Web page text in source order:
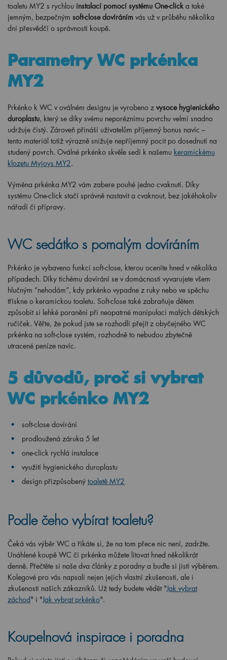
toaletu MY2 s rychlou instalací pomocí systému One-click a také
jemným, bezpečným soft-close dovíráním vás už v průběhu několika
dní přesvědčí o správnosti koupě.
Parametry WC prkénka
MY2
Prkénko k WC v oválném designu je vyrobeno z vysoce hygienického
duroplastu, který se díky svému neporéznímu povrchu velmi snadno
udržuje čistý. Zároveň přináší uživatelům příjemný bonus navíc –
tento materiál totiž výrazně snižuje nepříjemný pocit po dosednutí na
studený povrch. Oválné prkénko skvěle sedí k našemu keramickému
klozetu Myjoys MY2.
Výměna prkénka MY2 vám zabere pouhé jedno cvaknutí. Díky
systému One-click stačí správně nastavit a cvaknout, bez jakéhokoliv
nářadí či přípravy.
WC sedátko s pomalým dovíráním
Prkénko je vybaveno funkcí soft-close, kterou oceníte hned v několika
případech. Díky tichému dovírání se v domácnosti vyvarujete všem
hlučným “nehodám”, kdy prkénko vypadne z ruky nebo ve spěchu
třískne o keramickou toaletu. Soft-close také zabraňuje dětem
způsobit si lehké poranění při neopatrné manipulaci malých dětských
ručiček. Věřte, že pokud jste se rozhodli přejít z obyčejného WC
prkénka na soft-close systém, rozhodně to nebudou zbytečně
utracené peníze navíc.
5 důvodů, proč si vybrat
WC prkénko MY2
soft-close dovírání
prodloužená záruka 5 let
one-click rychlá instalace
využití hygienického duroplastu
design přizpůsobený toaletě MY2
Podle čeho vybírat toaletu?
Čeká vás výběr WC a říkáte si, že na tom přece nic není, zadržte.
Unáhlené koupě WC či prkénka můžete litovat hned několikrát
denně. Přečtěte si naše dva články z poradny a buďte si jisti výběrem.
Kolegové pro vás napsali nejen jejich vlastní zkušenosti, ale i
zkušenosti našich zákazníků. Už tedy budete vědět"Jak vybrat
záchod" i "Jak vybrat prkénko".
Koupelnová inspirace i poradna